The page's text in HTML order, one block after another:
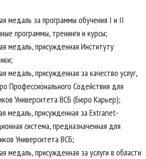
медаль за программы обучения I и II
программы, тренинги и курсы;
медаль, присужденная Институту
медаль, присужденная за качество услуг,
Профессионального Содействия для
Университета ВСБ (Бюро Карьер);
медаль, присужденная за Extranet-
система, предназначенная для
Университета ВСБ;
медаль, присужденная за услуги в области